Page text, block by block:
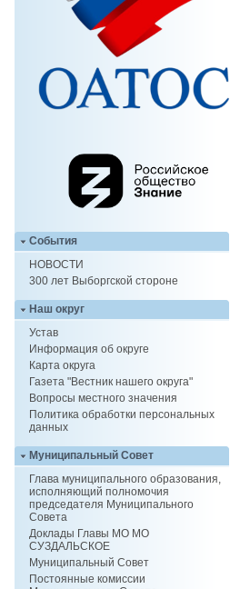
События
НОВОСТИ
300 лет Выборгской стороне
Наш округ
Устав
Информация об округе
Карта округа
Газета "Вестник нашего округа"
Вопросы местного значения
Политика обработки персональных
данных
Муниципальный Совет
Глава муниципального образования,
исполняющий полномочия
председателя Муниципального
Совета
Доклады Главы МО МО
СУЗДАЛЬСКОЕ
Муниципальный Совет
Постоянные комиссии